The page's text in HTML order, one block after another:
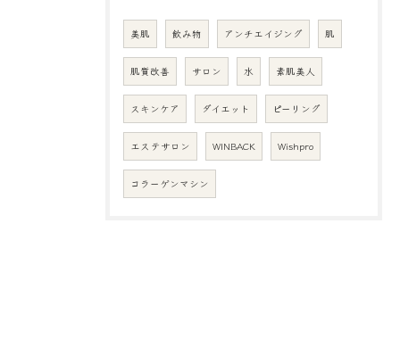
美肌 飲み物 アンチエイジング 肌
肌質改善 サロン 水 素肌美人
スキンケア ダイエット ピーリング
エステサロン WINBACK Wishpro
コラーゲンマシン